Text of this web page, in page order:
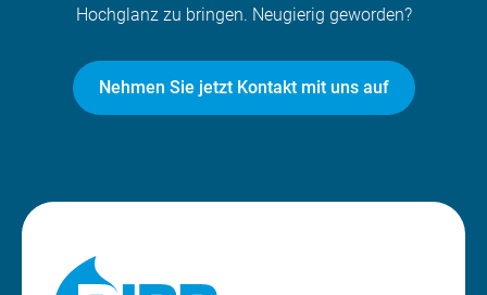
Hochglanz zu bringen. Neugierig geworden?
Nehmen Sie jetzt Kontakt mit uns auf